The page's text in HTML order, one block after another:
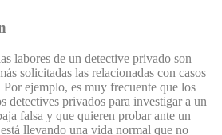
labores de un detective privado son
solicitadas las relacionadas con casos
ejemplo, es muy frecuente que los
detectives privados para investigar a un
falsa y que quieren probar ante un
llevando una vida normal que no